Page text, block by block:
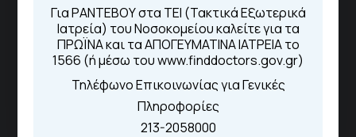
Για ΡΑΝΤΕΒΟΥ στα ΤΕΙ (Τακτικά Εξωτερικά
Ιατρεία) του Νοσοκομείου καλείτε για τα
ΠΡΩΪΝΑ και τα ΑΠΟΓΕΥΜΑΤΙΝΑ ΙΑΤΡΕΙΑ το
1566 (ή μέσω του www.finddoctors.gov.gr)
Τηλέφωνο Επικοινωνίας για Γενικές
Πληροφορίες
213-2058000
Διασυνδεόμενα Νοσοκομεία
Γενικό Νοσοκομείο
Μελισσίων “Άμαλία Φλέμιγκ”
Γενικό Νοσοκομείο Παίδων